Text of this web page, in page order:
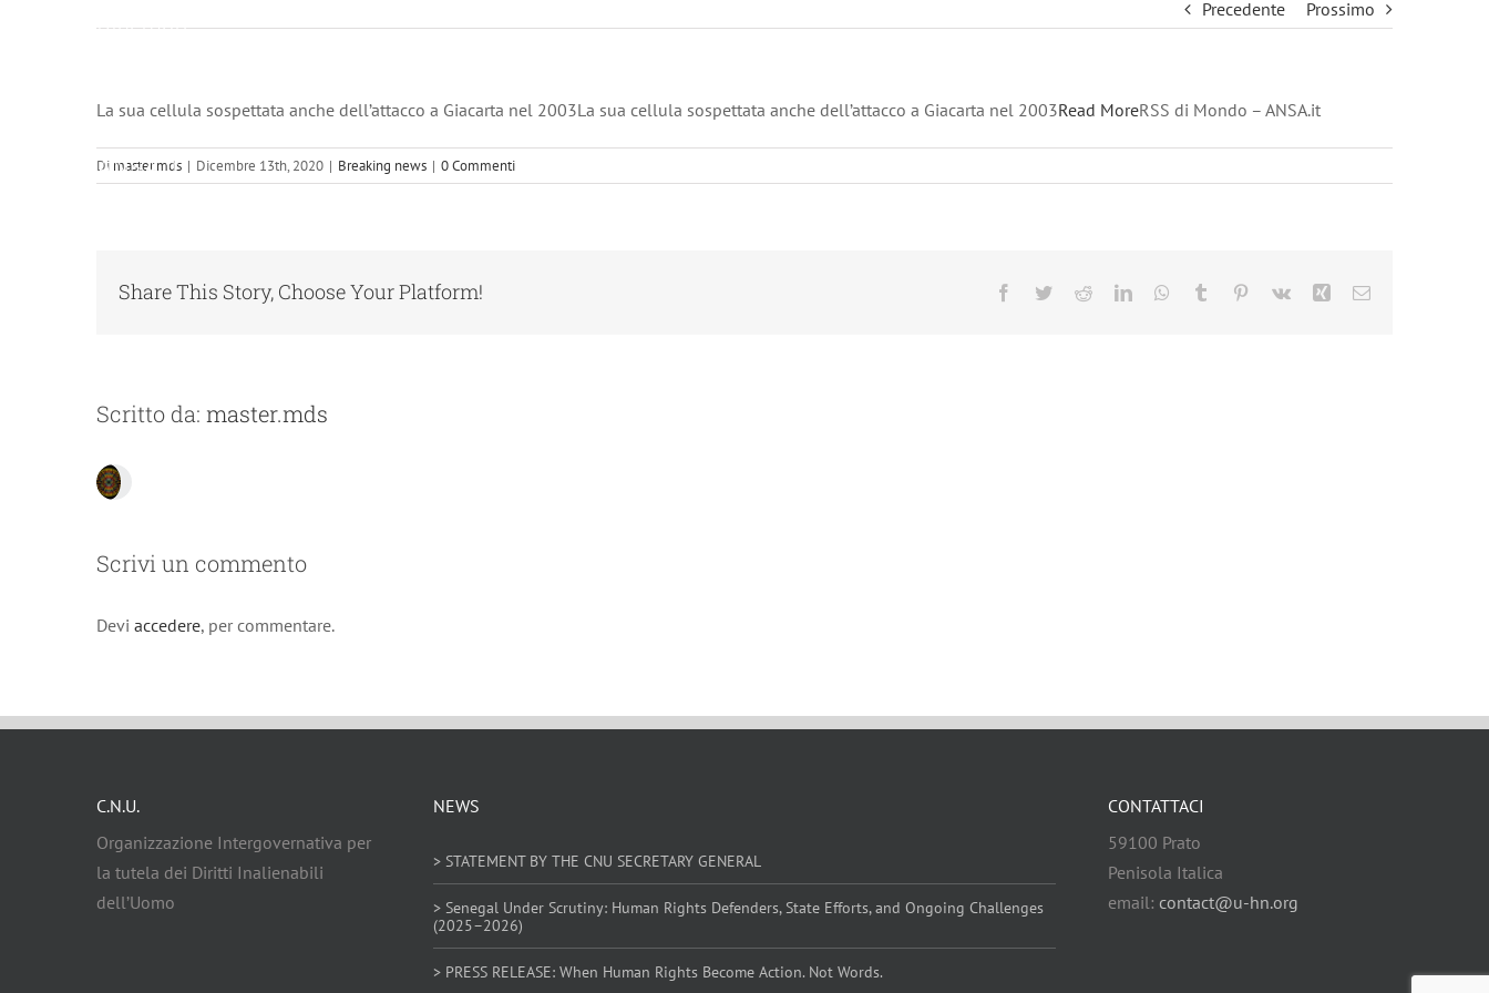
Dicembre
RSS di
ANSA.it
Precedente Prossimo
La sua cellula sospettata anche dell’attacco a Giacarta nel 2003La sua cellula sospettata anche dell’attacco a Giacarta nel 2003Read MoreRSS di Mondo – ANSA.it
Di master.mds | Dicembre 13th, 2020 | Breaking news | 0 Commenti
Share This Story, Choose Your Platform! Facebook
TwitterRedditLinkedInWhatsApp
Tumblr Pinterest
Vk Xing Email
Scritto da: master.mds
Scrivi un commento
Devi accedere, per commentare.
C.N.U.
Organizzazione Intergovernativa per
la tutela dei Diritti Inalienabili
dell’Uomo
NEWS
> STATEMENT BY THE CNU SECRETARY GENERAL
> Senegal Under Scrutiny: Human Rights Defenders, State Efforts, and Ongoing Challenges
(2025–2026)
> PRESS RELEASE: When Human Rights Become Action. Not Words.
CONTATTACI
59100 Prato
Penisola Italica
email: contact@u-hn.org